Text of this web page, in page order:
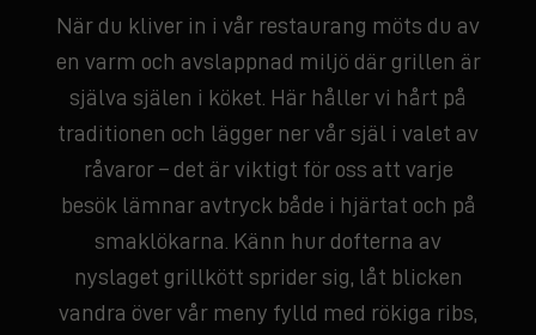
När du kliver in i vår restaurang möts du av
en varm och avslappnad miljö där grillen är
själva själen i köket. Här håller vi hårt på
traditionen och lägger ner vår själ i valet av
råvaror – det är viktigt för oss att varje
besök lämnar avtryck både i hjärtat och på
smaklökarna. Känn hur dofterna av
nyslaget grillkött sprider sig, låt blicken
vandra över vår meny fylld med rökiga ribs,